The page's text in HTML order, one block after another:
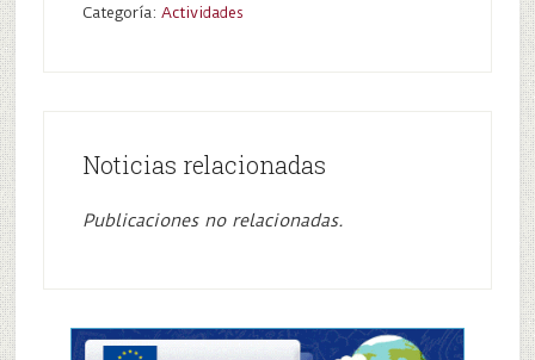
Categoría: Actividades
Noticias relacionadas
Publicaciones no relacionadas.